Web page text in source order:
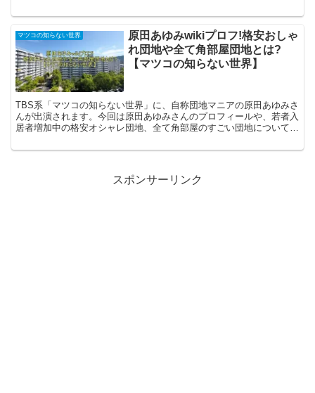
マツコの知らない世界
原田あゆみwikiプロフ!格安おしゃ
れ団地や全て角部屋団地とは?
【マツコの知らない世界】
TBS系「マツコの知らない世界」に、自称団地マニアの原田あゆみさ
んが出演されます。今回は原田あゆみさんのプロフィールや、若者入
居者増加中の格安オシャレ団地、全て角部屋のすごい団地について調
スポンサーリンク